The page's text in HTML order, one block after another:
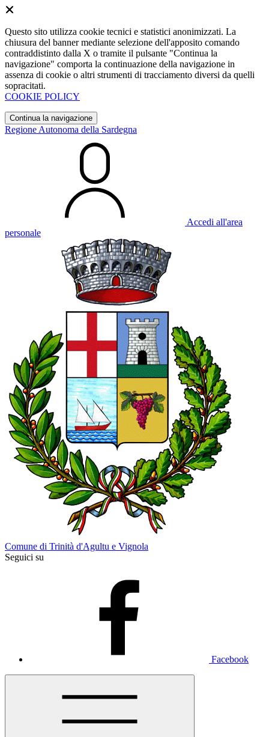
Questo sito utilizza cookie tecnici e statistici anonimizzati. La
chiusura del banner mediante selezione dell'apposito comando
contraddistinto dalla X o tramite il pulsante "Continua la
navigazione" comporta la continuazione della navigazione in
assenza di cookie o altri strumenti di tracciamento diversi da quelli
sopracitati.
COOKIE POLICY
Continua la navigazione
Regione Autonoma della Sardegna
Accedi all'area
personale
Comune di Trinità d'Agultu e Vignola
Seguici su
Facebook